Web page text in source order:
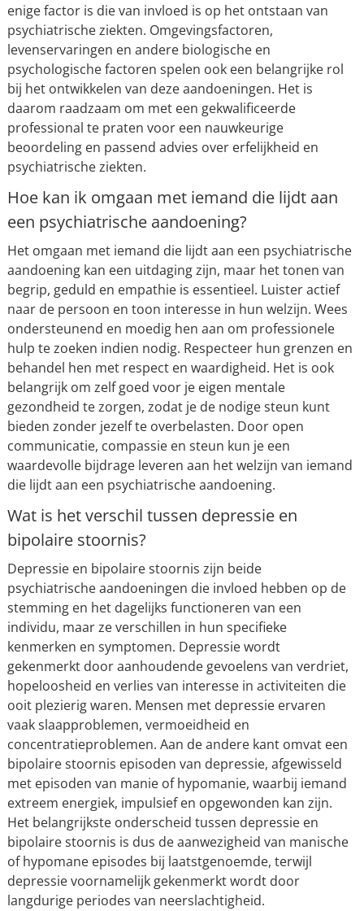
enige factor is die van invloed is op het ontstaan van
psychiatrische ziekten. Omgevingsfactoren,
levenservaringen en andere biologische en
psychologische factoren spelen ook een belangrijke rol
bij het ontwikkelen van deze aandoeningen. Het is
daarom raadzaam om met een gekwalificeerde
professional te praten voor een nauwkeurige
beoordeling en passend advies over erfelijkheid en
psychiatrische ziekten.
Hoe kan ik omgaan met iemand die lijdt aan
een psychiatrische aandoening?
Het omgaan met iemand die lijdt aan een psychiatrische
aandoening kan een uitdaging zijn, maar het tonen van
begrip, geduld en empathie is essentieel. Luister actief
naar de persoon en toon interesse in hun welzijn. Wees
ondersteunend en moedig hen aan om professionele
hulp te zoeken indien nodig. Respecteer hun grenzen en
behandel hen met respect en waardigheid. Het is ook
belangrijk om zelf goed voor je eigen mentale
gezondheid te zorgen, zodat je de nodige steun kunt
bieden zonder jezelf te overbelasten. Door open
communicatie, compassie en steun kun je een
waardevolle bijdrage leveren aan het welzijn van iemand
die lijdt aan een psychiatrische aandoening.
Wat is het verschil tussen depressie en
bipolaire stoornis?
Depressie en bipolaire stoornis zijn beide
psychiatrische aandoeningen die invloed hebben op de
stemming en het dagelijks functioneren van een
individu, maar ze verschillen in hun specifieke
kenmerken en symptomen. Depressie wordt
gekenmerkt door aanhoudende gevoelens van verdriet,
hopeloosheid en verlies van interesse in activiteiten die
ooit plezierig waren. Mensen met depressie ervaren
vaak slaapproblemen, vermoeidheid en
concentratieproblemen. Aan de andere kant omvat een
bipolaire stoornis episoden van depressie, afgewisseld
met episoden van manie of hypomanie, waarbij iemand
extreem energiek, impulsief en opgewonden kan zijn.
Het belangrijkste onderscheid tussen depressie en
bipolaire stoornis is dus de aanwezigheid van manische
of hypomane episodes bij laatstgenoemde, terwijl
depressie voornamelijk gekenmerkt wordt door
langdurige periodes van neerslachtigheid.